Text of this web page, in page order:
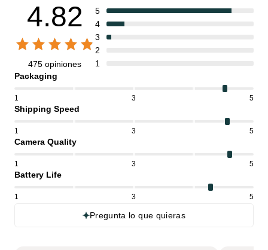
4.82
475 opiniones
5
4
3
2
1
Packaging
1 3 5
Shipping Speed
1 3 5
Camera Quality
1 3 5
Battery Life
1 3 5
Pregunta lo que quieras